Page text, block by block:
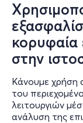
κορυφαία
στην
Κάνουμε χρήση
του
λειτουργιών
ανάλυση της
Υποστήριξη
Stay